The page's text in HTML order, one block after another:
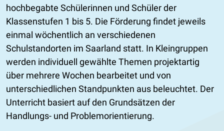
hochbegabte Schülerinnen und Schüler der
Klassenstufen 1 bis 5. Die Förderung findet jeweils
einmal wöchentlich an verschiedenen
Schulstandorten im Saarland statt. In Kleingruppen
werden individuell gewählte Themen projektartig
über mehrere Wochen bearbeitet und von
unterschiedlichen Standpunkten aus beleuchtet. Der
Unterricht basiert auf den Grundsätzen der
Handlungs- und Problemorientierung.